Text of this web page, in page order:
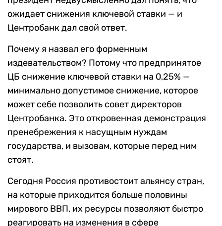
ожидает снижения ключевой ставки — и
Центробанк дал свой ответ.
Почему я назвал его форменным
издевательством? Потому что предпринятое
ЦБ снижение ключевой ставки на 0,25% —
минимально допустимое снижение, которое
может себе позволить совет директоров
Центробанка. Это откровенная демонстрация
пренебрежения к насущным нуждам
государства, и вызовам, которые перед ним
стоят.
Сегодня Россия противостоит альянсу стран,
на которые приходится больше половины
мирового ВВП, их ресурсы позволяют быстро
реагировать на изменения в сфере